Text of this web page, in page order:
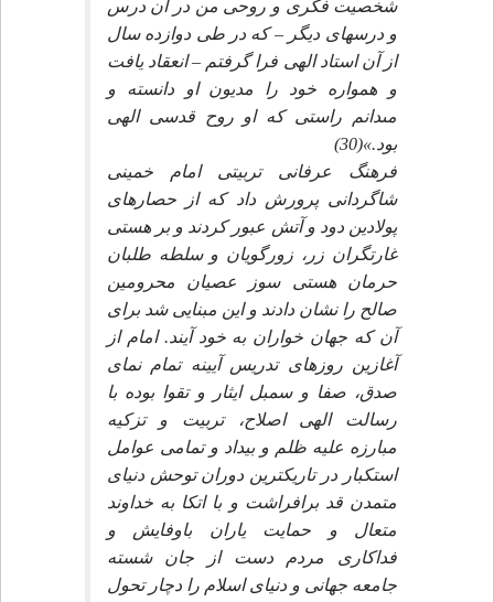
شخصيت فكرى و روحى من در آن درس
و درس‏هاى ديگر – كه در طى دوازده سال
از آن استاد الهى فرا گرفتم – انعقاد يافت
و همواره خود را مديون او دانسته و
مى‏دانم راستى كه او روح قدسى الهى
بود.»(30)
فرهنگ عرفانى تربيتى امام خمينى
شاگردانى پرورش داد كه از حصارهاى
پولادين دود و آتش عبور كردند و بر هستى
غارتگران زر، زورگويان و سلطه طلبان
حرمان هستى سوز عصيان محرومين
صالح را نشان دادند و اين مبنايى شد براى
آن كه جهان خواران به خود آيند. امام از
آغازين روزهاى تدريس آيينه تمام نماى
صدق، صفا و سمبل ايثار و تقوا بوده با
رسالت الهى اصلاح، تربيت و تزكيه
مبارزه عليه ظلم و بيداد و تمامى عوامل
استكبار در تاريك‏ترين دوران توحش دنياى
متمدن قد برافراشت و با اتكا به خداوند
متعال و حمايت ياران باوفايش و
فداكارى مردم دست از جان شسته
جامعه جهانى و دنياى اسلام را دچار تحول